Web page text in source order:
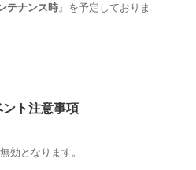
テナンス時 』を予定しておりま
ト注意事項
効となります。